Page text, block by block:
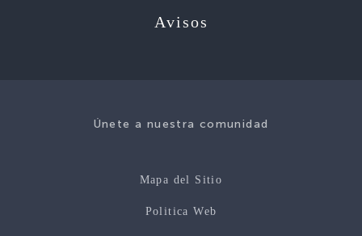
Avisos
Únete a nuestra comunidad
Mapa del Sitio
Politica Web